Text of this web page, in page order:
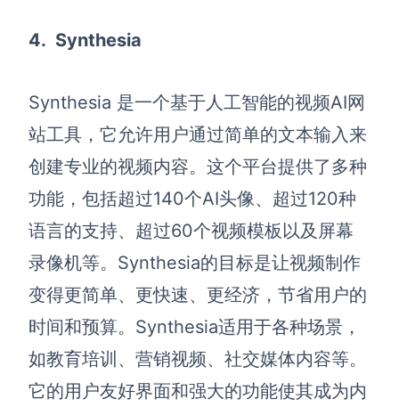
4. Synthesia
Synthesia 是一个基于人工智能的视频AI网
站工具 ，它允许用户通过简单的文本输入来
创建专业的视频内容。这个平台提供了多种
功能，包括超过140个AI头像、超过120种
语言的支持、超过60个视频模板以及屏幕
录像机等。Synthesia的目标是让视频制作
变得更简单、更快速、更经济，节省用户的
时间和预算。Synthesia适用于各种场景，
如教育培训、营销视频、社交媒体内容等。
它的用户友好界面和强大的功能使其成为内